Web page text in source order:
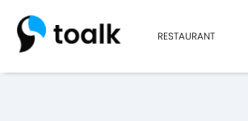
RESTAURANT